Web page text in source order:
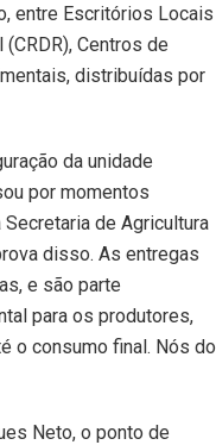
entre Escritórios Locais
Centros de
distribuídas por
da unidade
por momentos
de Agricultura
disso. As entregas
e são parte
para os produtores,
o consumo final. Nós do
Neto, o ponto de